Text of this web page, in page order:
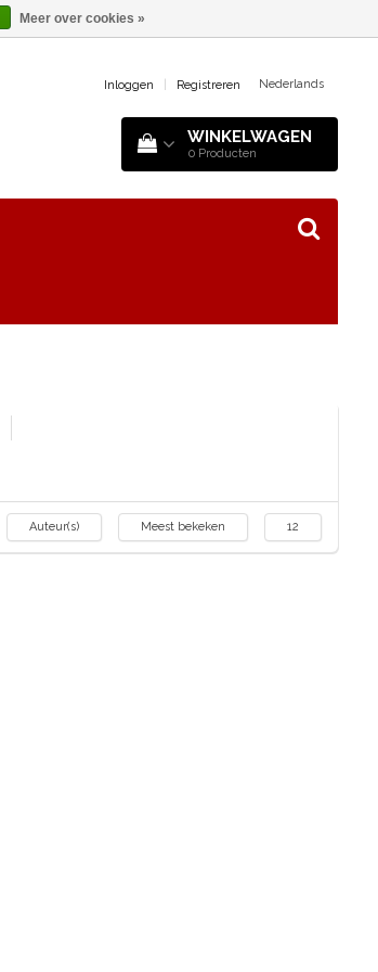
Inloggen Registreren Nederlands
WINKELWAGEN
0 Producten
Auteur(s) Meest bekeken 12
Meer over cookies »